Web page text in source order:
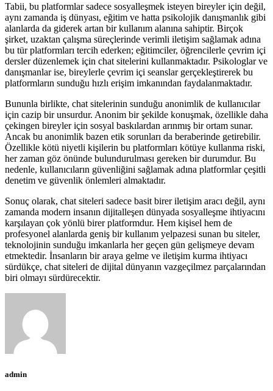
Tabii, bu platformlar sadece sosyalleşmek isteyen bireyler için değil,
aynı zamanda iş dünyası, eğitim ve hatta psikolojik danışmanlık gibi
alanlarda da giderek artan bir kullanım alanına sahiptir. Birçok
şirket, uzaktan çalışma süreçlerinde verimli iletişim sağlamak adına
bu tür platformları tercih ederken; eğitimciler, öğrencilerle çevrim içi
dersler düzenlemek için chat sitelerini kullanmaktadır. Psikologlar ve
danışmanlar ise, bireylerle çevrim içi seanslar gerçekleştirerek bu
platformların sunduğu hızlı erişim imkanından faydalanmaktadır.
Bununla birlikte, chat sitelerinin sunduğu anonimlik de kullanıcılar
için cazip bir unsurdur. Anonim bir şekilde konuşmak, özellikle daha
çekingen bireyler için sosyal baskılardan arınmış bir ortam sunar.
Ancak bu anonimlik bazen etik sorunları da beraberinde getirebilir.
Özellikle kötü niyetli kişilerin bu platformları kötüye kullanma riski,
her zaman göz önünde bulundurulması gereken bir durumdur. Bu
nedenle, kullanıcıların güvenliğini sağlamak adına platformlar çeşitli
denetim ve güvenlik önlemleri almaktadır.
Sonuç olarak, chat siteleri sadece basit birer iletişim aracı değil, aynı
zamanda modern insanın dijitalleşen dünyada sosyalleşme ihtiyacını
karşılayan çok yönlü birer platformdur. Hem kişisel hem de
profesyonel alanlarda geniş bir kullanım yelpazesi sunan bu siteler,
teknolojinin sunduğu imkanlarla her geçen gün gelişmeye devam
etmektedir. İnsanların bir araya gelme ve iletişim kurma ihtiyacı
sürdükçe, chat siteleri de dijital dünyanın vazgeçilmez parçalarından
biri olmayı sürdürecektir.
admin